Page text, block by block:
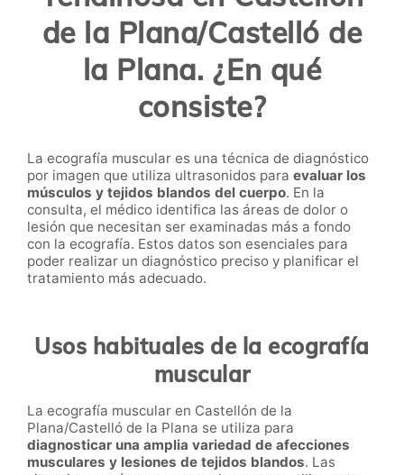
de la Plana/Castelló de
la Plana. ¿En qué
consiste?
La ecografía muscular es una técnica de diagnóstico
por imagen que utiliza ultrasonidos para evaluar los
músculos y tejidos blandos del cuerpo. En la
consulta, el médico identifica las áreas de dolor o
lesión que necesitan ser examinadas más a fondo
con la ecografía. Estos datos son esenciales para
poder realizar un diagnóstico preciso y planificar el
tratamiento más adecuado.
Usos habituales de la ecografía
muscular
La ecografía muscular en Castellón de la
Plana/Castelló de la Plana se utiliza para
diagnosticar una amplia variedad de afecciones
musculares y lesiones de tejidos blandos. Las